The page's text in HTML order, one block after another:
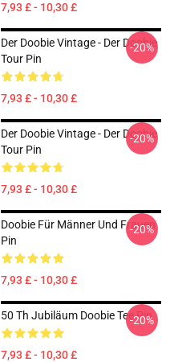
7,93 £ - 10,30 £
Der Doobie Vintage - Der Doobie
Tour Pin
7,93 £ - 10,30 £
-20%
Der Doobie Vintage - Der Doobie
Tour Pin
7,93 £ - 10,30 £
-20%
Doobie Für Männer Und Frauen
Pin
7,93 £ - 10,30 £
-20%
50 Th Jubiläum Doobie Tee Pin
7,93 £ - 10,30 £
-20%